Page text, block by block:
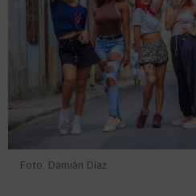
Foto: Damián Díaz